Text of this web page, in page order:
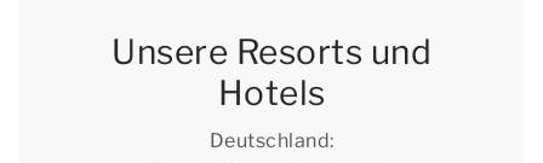
Unsere Resorts und
Hotels
Deutschland: